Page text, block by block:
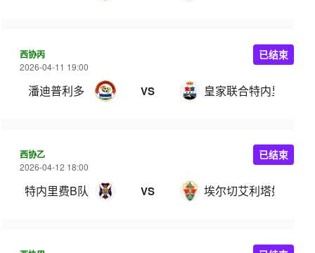
西协丙
2026-04-11 19:00
潘迪普利多 VS 皇家联合特内里费
已结束
西协乙
2026-04-12 18:00
特内里费B队 VS 埃尔切艾利塔奴
已结束